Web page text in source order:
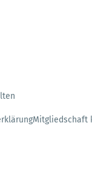
Mitgliedschaft